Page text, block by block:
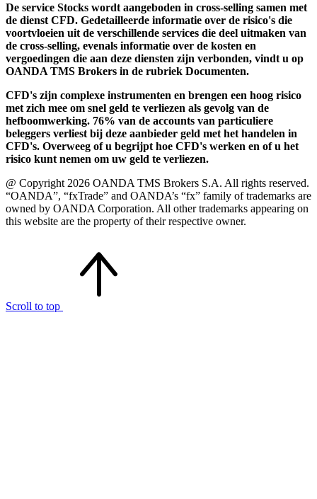
De service Stocks wordt aangeboden in cross-selling samen met
de dienst CFD. Gedetailleerde informatie over de risico's die
voortvloeien uit de verschillende services die deel uitmaken van
de cross-selling, evenals informatie over de kosten en
vergoedingen die aan deze diensten zijn verbonden, vindt u op
OANDA TMS Brokers in de rubriek Documenten.
CFD's zijn complexe instrumenten en brengen een hoog risico
met zich mee om snel geld te verliezen als gevolg van de
hefboomwerking. 76% van de accounts van particuliere
beleggers verliest bij deze aanbieder geld met het handelen in
CFD's. Overweeg of u begrijpt hoe CFD's werken en of u het
risico kunt nemen om uw geld te verliezen.
@ Copyright 2026 OANDA TMS Brokers S.A. All rights reserved.
“OANDA”, “fxTrade” and OANDA’s “fx” family of trademarks are
owned by OANDA Corporation. All other trademarks appearing on
this website are the property of their respective owner.
Scroll to top